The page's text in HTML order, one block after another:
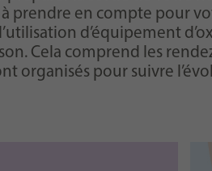
en compte pour
d’équipement
Cela comprend les
organisés pour suivre